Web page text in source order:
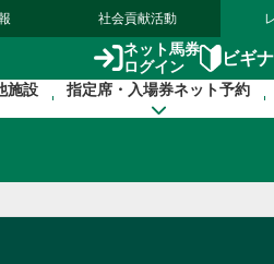
社会貢献活動
ネット馬券
ログイン
ビギ
施設 指定席・入場券ネット予約